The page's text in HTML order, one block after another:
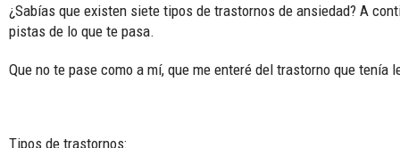
¿Sabías que existen siete tipos de trastornos de ansiedad? A
pistas de lo que te pasa.
Que no te pase como a mí, que me enteré del trastorno que
Tipos de trastornos: